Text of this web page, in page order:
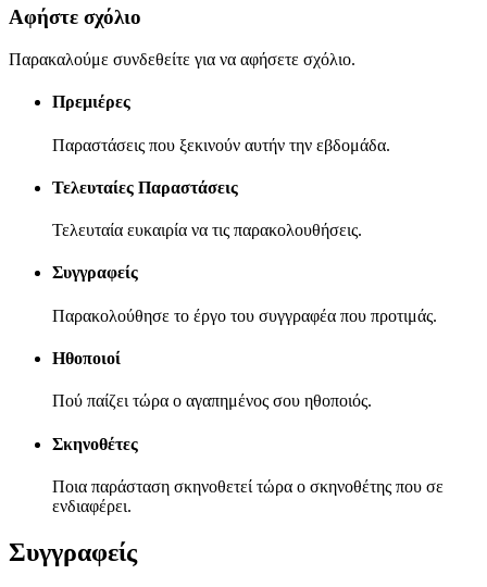
Αφήστε σχόλιο
Παρακαλούμε συνδεθείτε για να αφήσετε σχόλιο.
Πρεμιέρες
Παραστάσεις που ξεκινούν αυτήν την εβδομάδα.
Τελευταίες Παραστάσεις
Τελευταία ευκαιρία να τις παρακολουθήσεις.
Συγγραφείς
Παρακολούθησε το έργο του συγγραφέα που προτιμάς.
Ηθοποιοί
Πού παίζει τώρα ο αγαπημένος σου ηθοποιός.
Σκηνοθέτες
Ποια παράσταση σκηνοθετεί τώρα ο σκηνοθέτης που σε
ενδιαφέρει.
Συγγραφείς